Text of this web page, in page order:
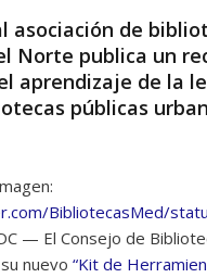
asociación de
Norte publica un
aprendizaje de la
públicas
BibliotecasMed/
— El Consejo de
nuevo “Kit de